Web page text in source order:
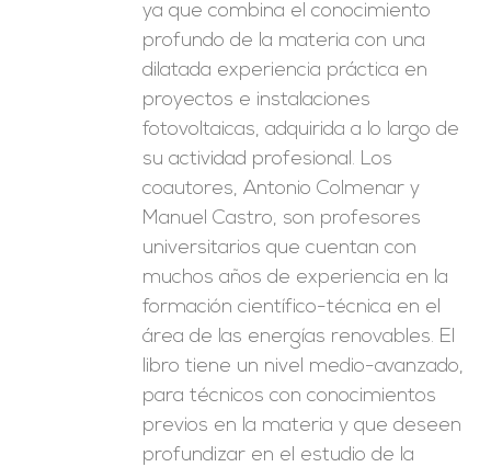
ya que combina el conocimiento
profundo de la materia con una
dilatada experiencia práctica en
proyectos e instalaciones
fotovoltaicas, adquirida a lo largo de
su actividad profesional. Los
coautores, Antonio Colmenar y
Manuel Castro, son profesores
universitarios que cuentan con
muchos años de experiencia en la
formación científico-técnica en el
área de las energías renovables. El
libro tiene un nivel medio-avanzado,
para técnicos con conocimientos
previos en la materia y que deseen
profundizar en el estudio de la